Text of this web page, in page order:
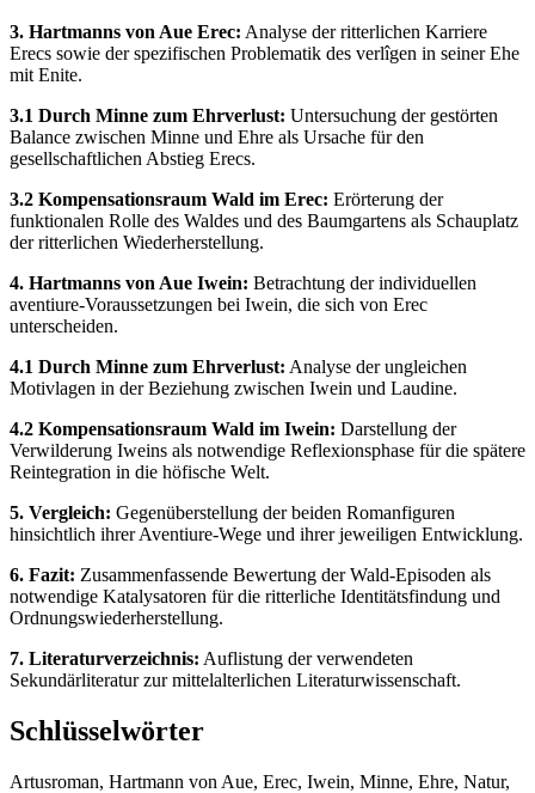
3. Hartmanns von Aue Erec: Analyse der ritterlichen Karriere
Erecs sowie der spezifischen Problematik des verlîgen in seiner Ehe
mit Enite.
3.1 Durch Minne zum Ehrverlust: Untersuchung der gestörten
Balance zwischen Minne und Ehre als Ursache für den
gesellschaftlichen Abstieg Erecs.
3.2 Kompensationsraum Wald im Erec: Erörterung der
funktionalen Rolle des Waldes und des Baumgartens als Schauplatz
der ritterlichen Wiederherstellung.
4. Hartmanns von Aue Iwein: Betrachtung der individuellen
aventiure-Voraussetzungen bei Iwein, die sich von Erec
unterscheiden.
4.1 Durch Minne zum Ehrverlust: Analyse der ungleichen
Motivlagen in der Beziehung zwischen Iwein und Laudine.
4.2 Kompensationsraum Wald im Iwein: Darstellung der
Verwilderung Iweins als notwendige Reflexionsphase für die spätere
Reintegration in die höfische Welt.
5. Vergleich: Gegenüberstellung der beiden Romanfiguren
hinsichtlich ihrer Aventiure-Wege und ihrer jeweiligen Entwicklung.
6. Fazit: Zusammenfassende Bewertung der Wald-Episoden als
notwendige Katalysatoren für die ritterliche Identitätsfindung und
Ordnungswiederherstellung.
7. Literaturverzeichnis: Auflistung der verwendeten
Sekundärliteratur zur mittelalterlichen Literaturwissenschaft.
Schlüsselwörter
Artusroman, Hartmann von Aue, Erec, Iwein, Minne, Ehre, Natur,